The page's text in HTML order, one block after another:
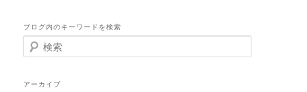
ブログ内のキーワードを検索
検
索
アーカイブ